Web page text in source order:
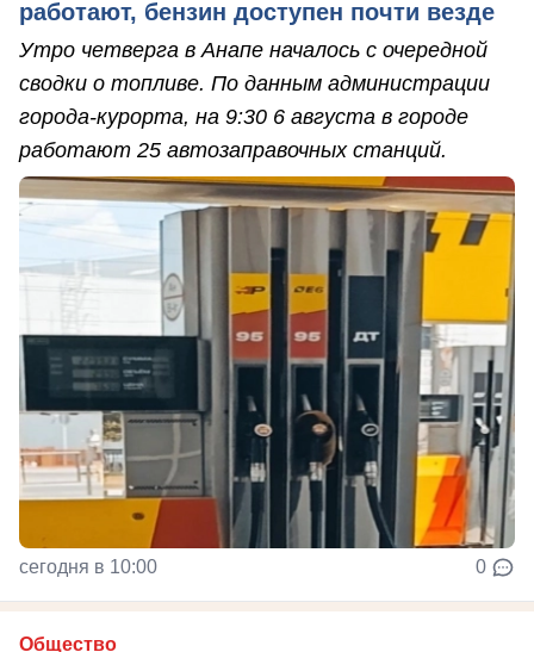
работают, бензин доступен почти везде
Утро четверга в Анапе началось с очередной
сводки о топливе. По данным администрации
города-курорта, на 9:30 6 августа в городе
работают 25 автозаправочных станций.
сегодня в 10:00 0
Общество